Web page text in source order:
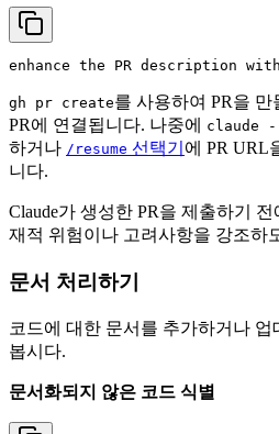
gh pr create를 사용하여 PR을
PR에 연결됩니다. 나중에
claude
하거나 /resume 선택기 에 PR URL
니다.
Claude가 생성한 PR을 제출하기
재적 위험이나 고려사항을 강조하
문서 처리하기
코드에 대한 문서를 추가하거나
봅시다.
문서화되지 않은 코드 식별